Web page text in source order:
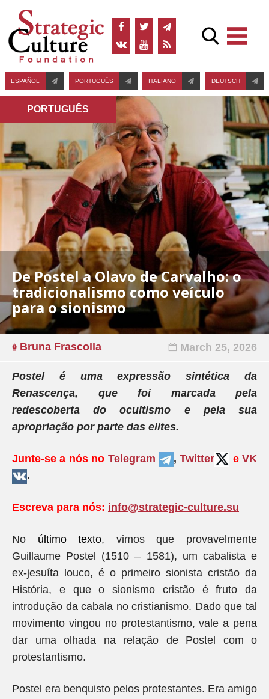
ESPAÑOL PORTUGUÊS ITALIANO DEUTSCH
PORTUGUÊS
De Postel a Olavo de Carvalho: o
tradicionalismo como veículo
para o sionismo
Bruna Frascolla March 25, 2026
Postel é uma expressão sintética da
Renascença, que foi marcada pela
redescoberta do ocultismo e pela sua
apropriação por parte das elites.
Junte-se a nós no Telegram ,Twitter e VK
.
Escreva para nós: info@strategic-culture.su
No último texto, vimos que provavelmente
Guillaume Postel (1510 – 1581), um cabalista e
ex-jesuíta louco, é o primeiro sionista cristão da
História, e que o sionismo cristão é fruto da
introdução da cabala no cristianismo. Dado que tal
movimento vingou no protestantismo, vale a pena
dar uma olhada na relação de Postel com o
protestantismo.
Postel era benquisto pelos protestantes. Era amigo